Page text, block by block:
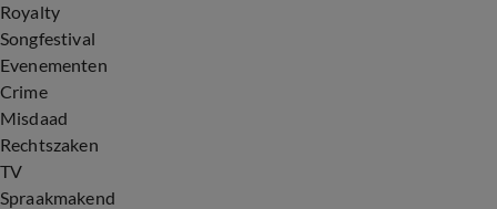
Royalty
Songfestival
Evenementen
Crime
Misdaad
Rechtszaken
TV
Spraakmakend